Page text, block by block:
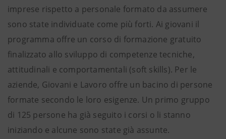
imprese rispetto a personale formato da assumere
sono state individuate come più forti. Ai giovani il
programma offre un corso di formazione gratuito
finalizzato allo sviluppo di competenze tecniche,
attitudinali e comportamentali (soft skills). Per le
aziende, Giovani e Lavoro offre un bacino di persone
formate secondo le loro esigenze. Un primo gruppo
di 125 persone ha già seguito i corsi o li stanno
iniziando e alcune sono state già assunte.